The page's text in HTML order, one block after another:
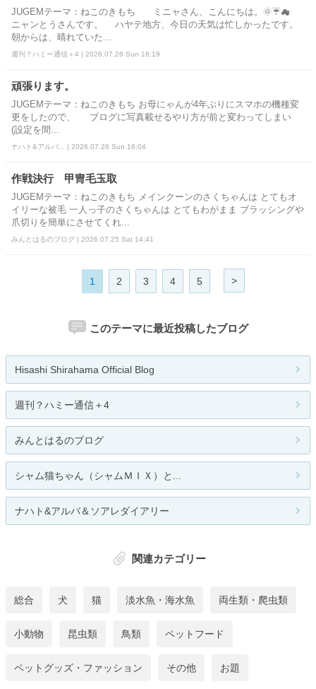
JUGEMテーマ：ねこのきもち ミニャさん、こんにちは。🌞☔☁
ニャンとうさんです。 ハヤテ地方、今日の天気は忙しかったです。
朝からは、晴れていた...
週刊？ハミー通信＋4 | 2026.07.26 Sun 18:19
頑張ります。
JUGEMテーマ：ねこのきもち お母にゃんが4年ぶりにスマホの機種変
更をしたので、 ブログに写真載せるやり方が前と変わってしまい
(設定を間...
ナハト&アルバ... | 2026.07.26 Sun 16:04
作戦決行 甲冑毛玉取
JUGEMテーマ：ねこのきもち メインクーンのさくちゃんは とてもオ
イリーな被毛 一人っ子のさくちゃんは とてもわがまま ブラッシングや
爪切りを簡単にさせてくれ...
みんとはるのブログ | 2026.07.25 Sat 14:41
1 2 3 4 5 >
このテーマに最近投稿したブログ
Hisashi Shirahama Official Blog
週刊？ハミー通信＋4
みんとはるのブログ
シャム猫ちゃん（シャムＭＩＸ）と...
ナハト&アルバ＆ソアレダイアリー
関連カテゴリー
総合 犬 猫 淡水魚・海水魚 両生類・爬虫類
小動物 昆虫類 鳥類 ペットフード
ペットグッズ・ファッション その他 お題